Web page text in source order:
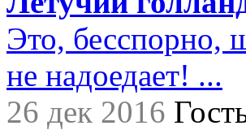
Это, бесспорно,
не надоедает! ...
26 дек 2016